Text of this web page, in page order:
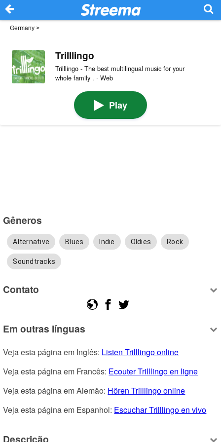
Germany >
Trilllingo
Trilllingo - The best multilingual music for your
whole family . · Web
Play
Gêneros
Alternative Blues Indie Oldies Rock
Soundtracks
Contato
Em outras línguas
Veja esta página em Inglês: Listen Trilllingo online
Veja esta página em Francês: Ecouter Trilllingo en ligne
Veja esta página em Alemão: Hören Trilllingo online
Veja esta página em Espanhol: Escuchar Trilllingo en vivo
Descrição